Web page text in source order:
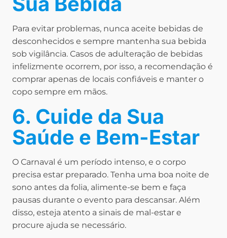
Para evitar problemas, nunca aceite bebidas de
desconhecidos e sempre mantenha sua bebida
sob vigilância. Casos de adulteração de bebidas
infelizmente ocorrem, por isso, a recomendação é
comprar apenas de locais confiáveis e manter o
copo sempre em mãos.
6. Cuide da Sua
Saúde e Bem-Estar
O Carnaval é um período intenso, e o corpo
precisa estar preparado. Tenha uma boa noite de
sono antes da folia, alimente-se bem e faça
pausas durante o evento para descansar. Além
disso, esteja atento a sinais de mal-estar e
procure ajuda se necessário.